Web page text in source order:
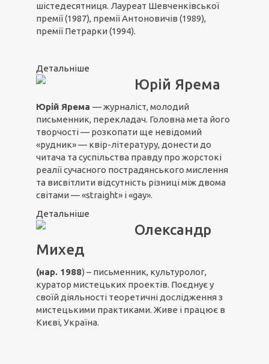
шістедесятниця. Лауреат Шевченківської
премії (1987), премії Антоновичів (1989),
премії Петрарки (1994).
Детальніше
Юрій Ярема
Юрій Ярема — журналіст, молодий
письменник, перекладач. Головна мета його
творчості — розкопати ще невідомий
«рудник» — квір-літературу, донести до
читача та суспільства правду про жорстокі
реалії сучасного пострадянського мислення
та висвітлити відсутність різниці між двома
світами — «straight» і «gay».
Детальніше
Олександр
Михед
(нар. 1988) – письменник, культуролог,
куратор мистецьких проектів. Поєднує у
своїй діяльності теоретичні дослідження з
мистецькими практиками. Живе і працює в
Києві, Україна.